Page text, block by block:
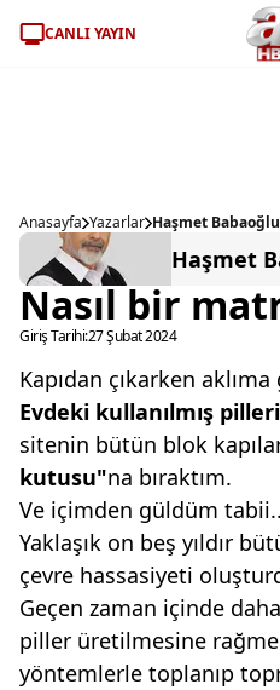
CANLI YAYIN
Anasayfa Yazarlar Haşmet Babaoğlu
Haşmet
Nasıl bir
Giriş Tarihi:27 Şubat 2024
Kapıdan çıkarken
Evdeki kullanılmış pilleri
sitenin bütün blok
kutusu"na bıraktım.
Ve içimden güldüm
Yaklaşık on beş yıldır
çevre hassasiyeti
Geçen zaman içinde
piller üretilmesine
yöntemlerle toplanıp